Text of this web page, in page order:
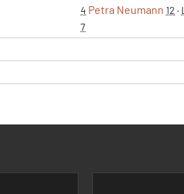
4 Petra Neumann 12 ·
7